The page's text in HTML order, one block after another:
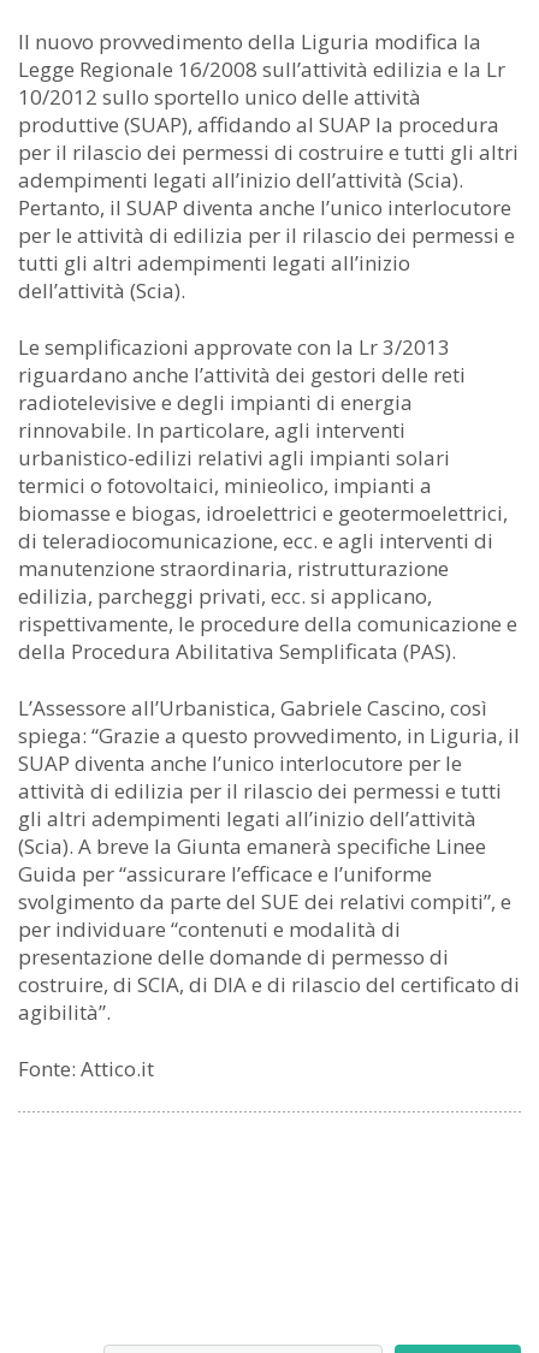
Il nuovo provvedimento della Liguria modifica la
Legge Regionale 16/2008 sull’attività edilizia e la Lr
10/2012 sullo sportello unico delle attività
produttive (SUAP), affidando al SUAP la procedura
per il rilascio dei permessi di costruire e tutti gli altri
adempimenti legati all’inizio dell’attività (Scia).
Pertanto, il SUAP diventa anche l’unico interlocutore
per le attività di edilizia per il rilascio dei permessi e
tutti gli altri adempimenti legati all’inizio
dell’attività (Scia).
Le semplificazioni approvate con la Lr 3/2013
riguardano anche l’attività dei gestori delle reti
radiotelevisive e degli impianti di energia
rinnovabile. In particolare, agli interventi
urbanistico-edilizi relativi agli impianti solari
termici o fotovoltaici, minieolico, impianti a
biomasse e biogas, idroelettrici e geotermoelettrici,
di teleradiocomunicazione, ecc. e agli interventi di
manutenzione straordinaria, ristrutturazione
edilizia, parcheggi privati, ecc. si applicano,
rispettivamente, le procedure della comunicazione e
della Procedura Abilitativa Semplificata (PAS).
L’Assessore all’Urbanistica, Gabriele Cascino, così
spiega: “Grazie a questo provvedimento, in Liguria, il
SUAP diventa anche l’unico interlocutore per le
attività di edilizia per il rilascio dei permessi e tutti
gli altri adempimenti legati all’inizio dell’attività
(Scia). A breve la Giunta emanerà specifiche Linee
Guida per “assicurare l’efficace e l’uniforme
svolgimento da parte del SUE dei relativi compiti”, e
per individuare “contenuti e modalità di
presentazione delle domande di permesso di
costruire, di SCIA, di DIA e di rilascio del certificato di
agibilità”.
Fonte: Attico.it